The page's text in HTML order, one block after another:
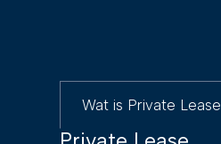
Wat is Private Lease